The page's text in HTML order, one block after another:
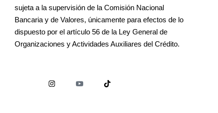
sujeta a la supervisión de la Comisión Nacional
Bancaria y de Valores, únicamente para efectos de lo
dispuesto por el artículo 56 de la Ley General de
Organizaciones y Actividades Auxiliares del Crédito.